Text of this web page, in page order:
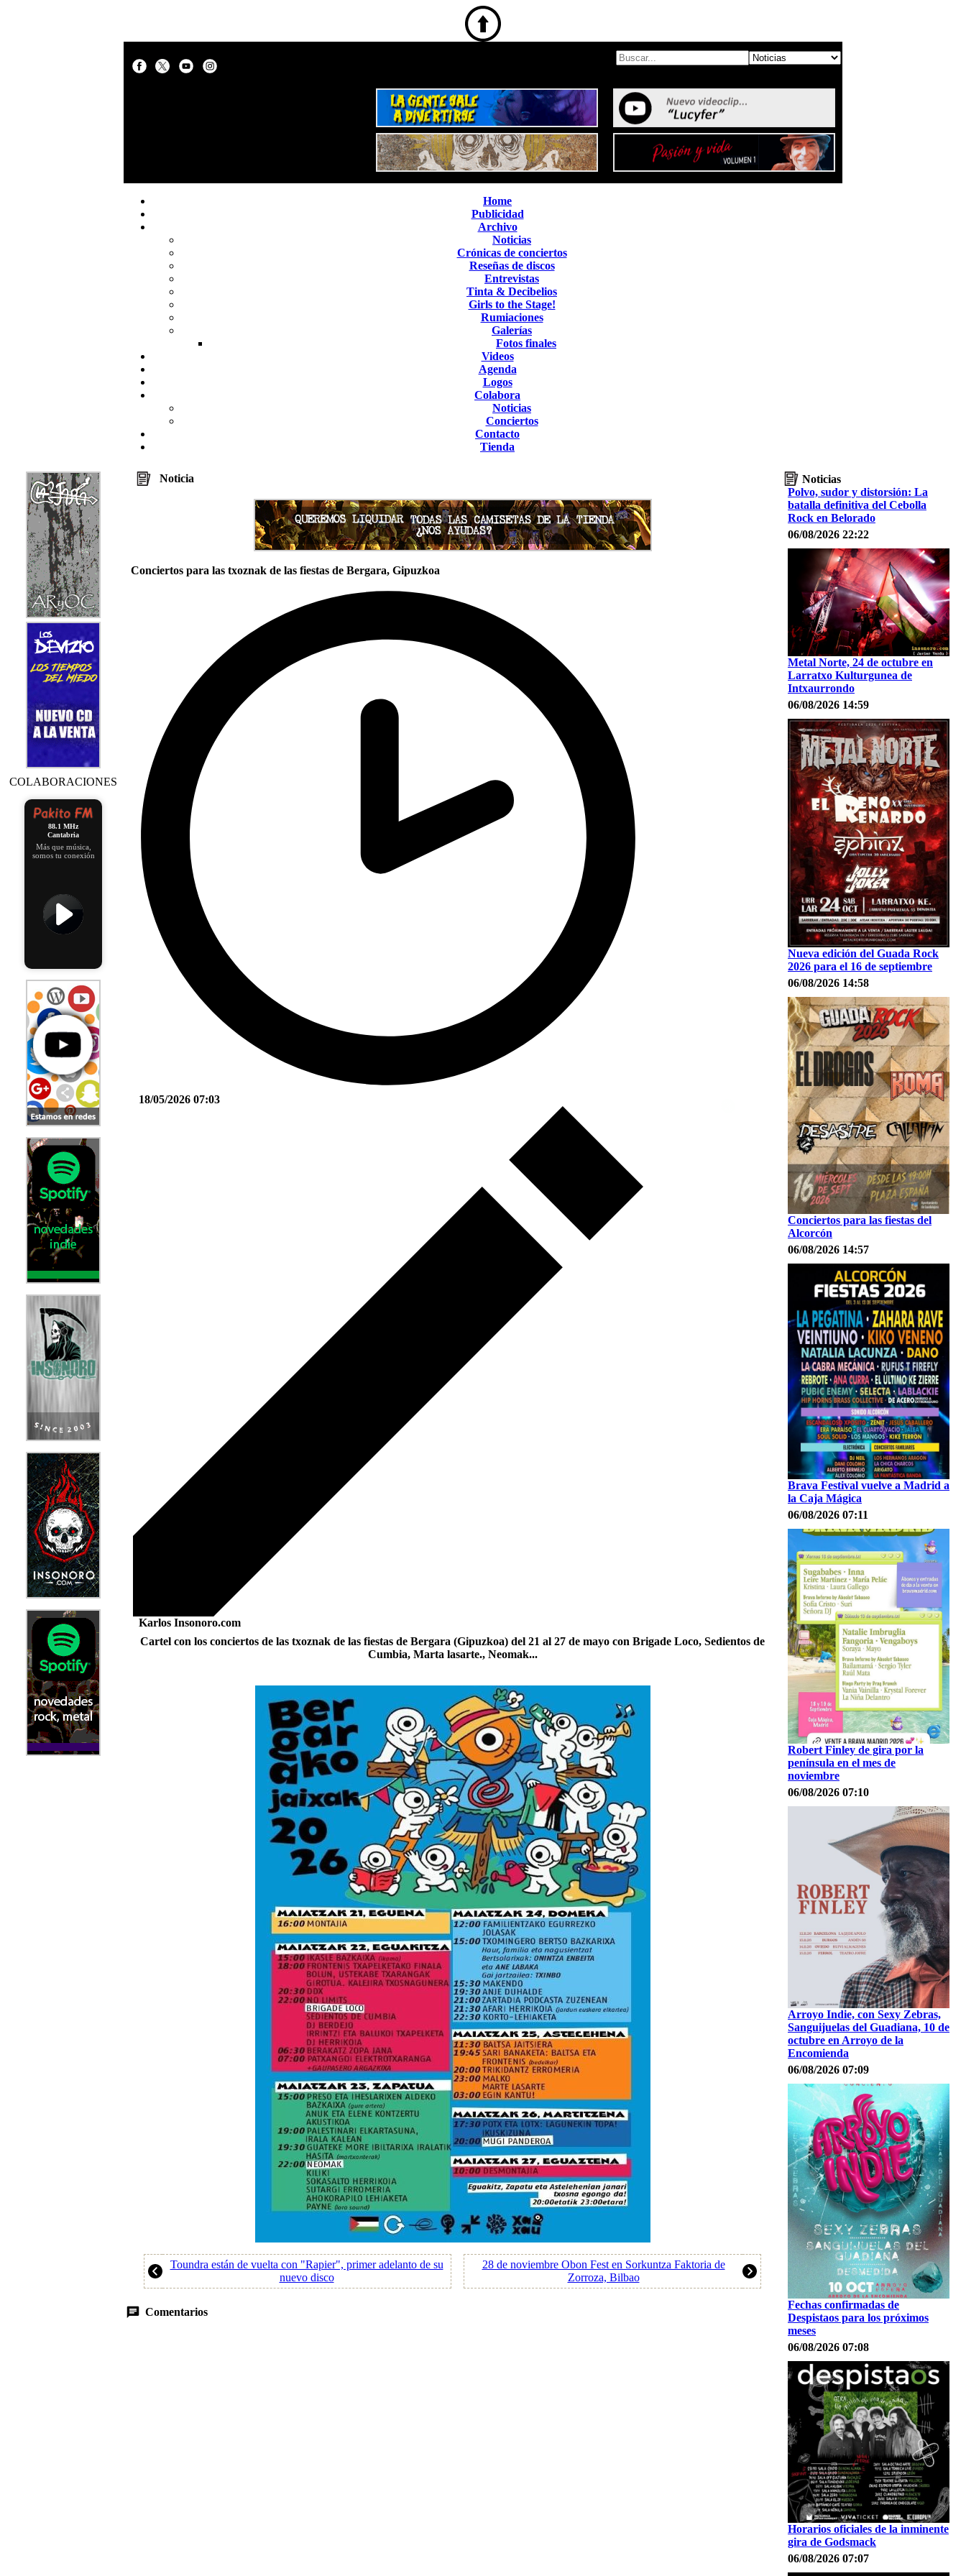
Home
Publicidad
Archivo
Noticias
Crónicas de conciertos
Reseñas de discos
Entrevistas
Tinta & Decibelios
Girls to the Stage!
Rumiaciones
Galerías
Fotos finales
Videos
Agenda
Logos
Colabora
Noticias
Conciertos
Contacto
Tienda
COLABORACIONES
88.1 MHz
Cantabria
Más que música,
somos tu conexión
Noticia
Conciertos para las txoznak de las fiestas de Bergara, Gipuzkoa
18/05/2026 07:03
Karlos Insonoro.com
Cartel con los conciertos de las txoznak de las fiestas de Bergara (Gipuzkoa) del 21 al 27 de mayo con Brigade Loco, Sedientos de
Cumbia, Marta lasarte., Neomak...
Toundra están de vuelta con "Rapier", primer adelanto de su
nuevo disco
28 de noviembre Obon Fest en Sorkuntza Faktoria de
Zorroza, Bilbao
Comentarios
Noticias
Polvo, sudor y distorsión: La
batalla definitiva del Cebolla
Rock en Belorado
06/08/2026 22:22
Metal Norte, 24 de octubre en
Larratxo Kulturgunea de
Intxaurrondo
06/08/2026 14:59
Nueva edición del Guada Rock
2026 para el 16 de septiembre
06/08/2026 14:58
Conciertos para las fiestas del
Alcorcón
06/08/2026 14:57
Brava Festival vuelve a Madrid a
la Caja Mágica
06/08/2026 07:11
Robert Finley de gira por la
península en el mes de
noviembre
06/08/2026 07:10
Arroyo Indie, con Sexy Zebras,
Sanguijuelas del Guadiana, 10 de
octubre en Arroyo de la
Encomienda
06/08/2026 07:09
Fechas confirmadas de
Despistaos para los próximos
meses
06/08/2026 07:08
Horarios oficiales de la inminente
gira de Godsmack
06/08/2026 07:07